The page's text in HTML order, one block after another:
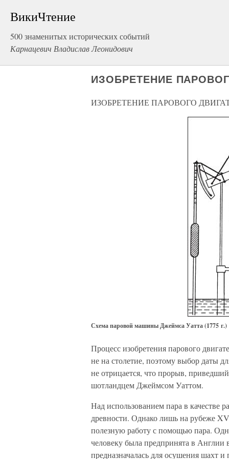
ВикиЧтение
500 знаменитых исторических событий
Карнацевич Владислав Леонидович
ИЗОБРЕТЕНИЕ
ИЗОБРЕТЕНИЕ ПАРОВОГО
Схема паровой машины Джеймса Уатта (1775 г.)
Процесс изобретения парового
не на столетие, поэтому выбор даты
не отрицается, что прорыв,
шотландцем Джеймсом Уаттом.
Над использованием пара в качестве
древности. Однако лишь на рубеже
полезную работу с помощью пара.
человеку была предпринята в Англии
предназначалась для осушения шахт